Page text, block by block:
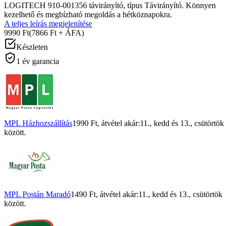
LOGITECH 910-001356 távirányító, típus Távirányító. Könnyen
kezelhető és megbízható megoldás a hétköznapokra.
A teljes leírás megjelenítése
9990 Ft(7866 Ft + ÁFA)
Készleten
1 év garancia
MPL Házhozszállítás1990 Ft, átvétel akár:11., kedd és 13., csütörtök
között.
MPL Postán Maradó1490 Ft, átvétel akár:11., kedd és 13., csütörtök
között.